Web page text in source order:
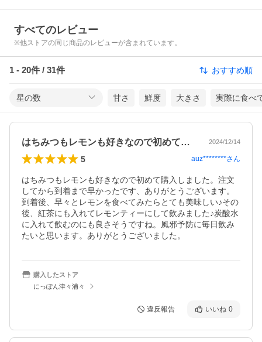
すべてのレビュー
※他ストアの同じ商品のレビューが含まれています。
1 - 20件 / 31件 おすすめ順
星の数 甘さ 鮮度 大きさ 実際に食べ
はちみつもレモンも好きなので初めて購入… 2024/12/14
5 auz********さん
はちみつもレモンも好きなので初めて購入しました。注文
してから到着まで早かったです、ありがとうございます。
到着後、早々とレモンを食べてみたらとても美味しい♪その
後、紅茶にも入れてレモンティーにして飲みました♪炭酸水
に入れて飲むのにも良さそうですね。風邪予防に毎日飲み
たいと思います。ありがとうございました。
購入したストア
にっぽん津々浦々
違反報告 いいね 0